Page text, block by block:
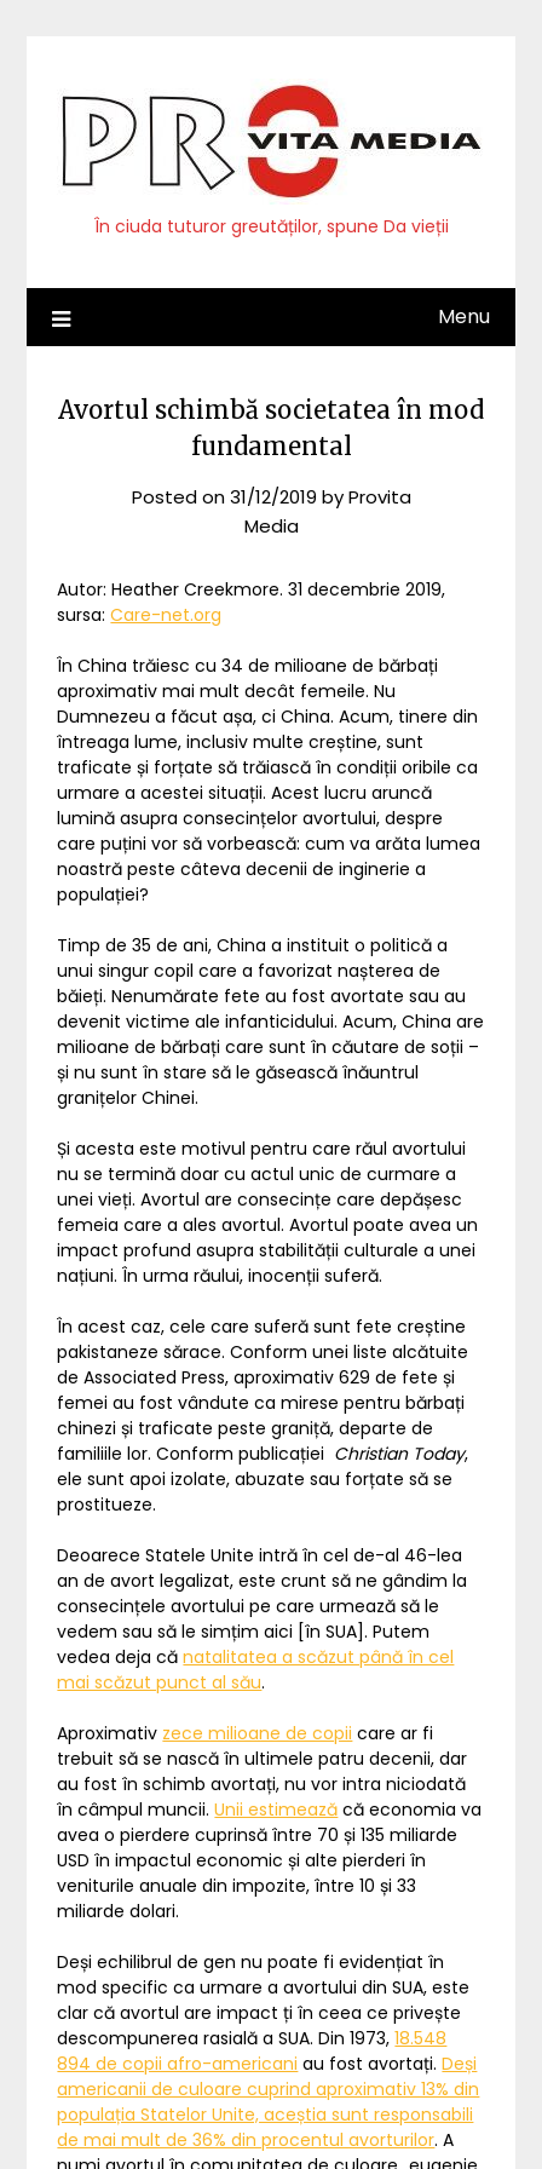
În ciuda tuturor greutăților, spune Da vieții
Menu
Avortul schimbă societatea în mod
fundamental
Posted on31/12/2019 byProvita
Media
Autor: Heather Creekmore. 31 decembrie 2019,
sursa:Care-net.org
În China trăiesc cu 34 de milioane de bărbați
aproximativ mai mult decât femeile. Nu
Dumnezeu a făcut așa, ci China. Acum, tinere din
întreaga lume, inclusiv multe creștine, sunt
traficate și forțate să trăiască în condiții oribile ca
urmare a acestei situații. Acest lucru aruncă
lumină asupra consecințelor avortului, despre
care puțini vor să vorbească: cum va arăta lumea
noastră peste câteva decenii de inginerie a
populației?
Timp de 35 de ani, China a instituit o politică a
unui singur copil care a favorizat nașterea de
băieți. Nenumărate fete au fost avortate sau au
devenit victime ale infanticidului. Acum, China are
milioane de bărbați care sunt în căutare de soții –
și nu sunt în stare să le găsească înăuntrul
granițelor Chinei.
Și acesta este motivul pentru care răul avortului
nu se termină doar cu actul unic de curmare a
unei vieți. Avortul are consecințe care depășesc
femeia care a ales avortul. Avortul poate avea un
impact profund asupra stabilității culturale a unei
națiuni. În urma răului, inocenții suferă.
În acest caz, cele care suferă sunt fete creștine
pakistaneze sărace. Conform unei liste alcătuite
de Associated Press, aproximativ 629 de fete și
femei au fost vândute ca mirese pentru bărbați
chinezi și traficate peste graniță, departe de
familiile lor. Conform publicației Christian Today,
ele sunt apoi izolate, abuzate sau forțate să se
prostitueze.
Deoarece Statele Unite intră în cel de-al 46-lea
an de avort legalizat, este crunt să ne gândim la
consecințele avortului pe care urmează să le
vedem sau să le simțim aici [în SUA]. Putem
vedea deja cănatalitatea a scăzut până în cel
mai scăzut punct al său.
Aproximativ zece milioane de copii care ar fi
trebuit să se nască în ultimele patru decenii, dar
au fost în schimb avortați, nu vor intra niciodată
în câmpul muncii.Unii estimează că economia va
avea o pierdere cuprinsă între 70 și 135 miliarde
USD în impactul economic și alte pierderi în
veniturile anuale din impozite, între 10 și 33
miliarde dolari.
Deși echilibrul de gen nu poate fi evidențiat în
mod specific ca urmare a avortului din SUA, este
clar că avortul are impact ți în ceea ce privește
descompunerea rasială a SUA. Din 1973,18.548
894 de copii afro-americani au fost avortați.Deși
americanii de culoare cuprind aproximativ 13% din
populația Statelor Unite, aceștia sunt responsabili
de mai mult de 36% din procentul avorturilor. A